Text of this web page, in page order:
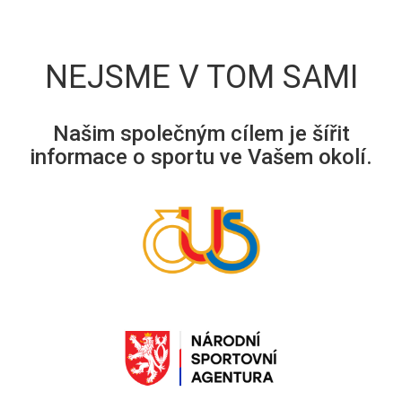
NEJSME V TOM SAMI
Našim společným cílem je šířit
informace o sportu ve Vašem okolí.